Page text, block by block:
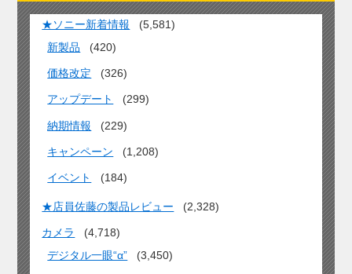
★ソニー新着情報
(5,581)
新製品
(420)
価格改定 (326)
アップデート (299)
納期情報 (229)
キャンペーン (1,208)
イベント (184)
★店員佐藤の製品レビュー (2,328)
カメラ
(4,718)
デジタル一眼“α”
(3,450)